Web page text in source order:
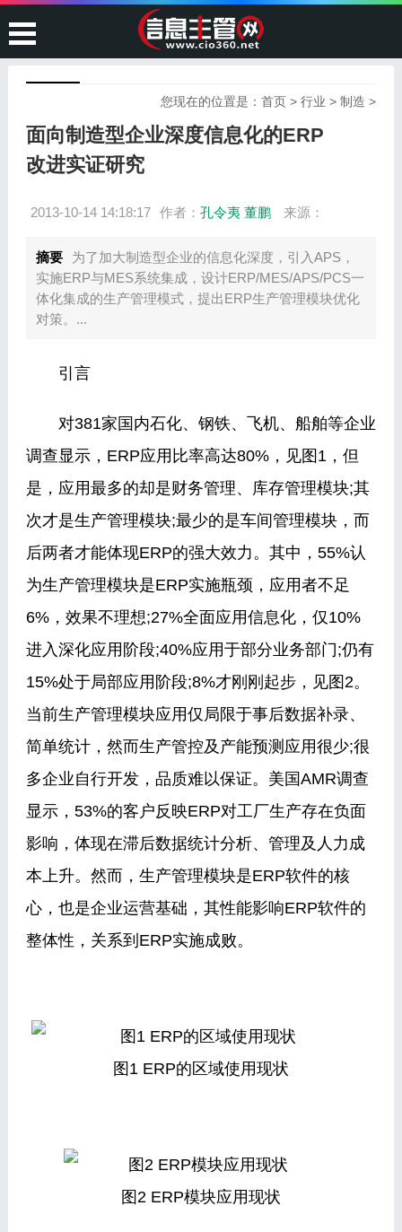
您现在的位置是：首页 >行业 >制造 >
面向制造型企业深度信息化的ERP
改进实证研究
2013-10-14 14:18:17 作者： 孔令夷 董鹏 来源：
摘要
为了加大制造型企业的信息化深度，引入APS，
实施ERP与MES系统集成，设计ERP/MES/APS/PCS一
体化集成的生产管理模式，提出ERP生产管理模块优化
对策。...
引言
对381家国内石化、钢铁、飞机、船舶等企业
调查显示，ERP应用比率高达80%，见图1，但
是，应用最多的却是财务管理、库存管理模块;其
次才是生产管理模块;最少的是车间管理模块，而
后两者才能体现ERP的强大效力。其中，55%认
为生产管理模块是ERP实施瓶颈，应用者不足
6%，效果不理想;27%全面应用信息化，仅10%
进入深化应用阶段;40%应用于部分业务部门;仍有
15%处于局部应用阶段;8%才刚刚起步，见图2。
当前生产管理模块应用仅局限于事后数据补录、
简单统计，然而生产管控及产能预测应用很少;很
多企业自行开发，品质难以保证。美国AMR调查
显示，53%的客户反映ERP对工厂生产存在负面
影响，体现在滞后数据统计分析、管理及人力成
本上升。然而，生产管理模块是ERP软件的核
心，也是企业运营基础，其性能影响ERP软件的
整体性，关系到ERP实施成败。
图1 ERP的区域使用现状
图2 ERP模块应用现状